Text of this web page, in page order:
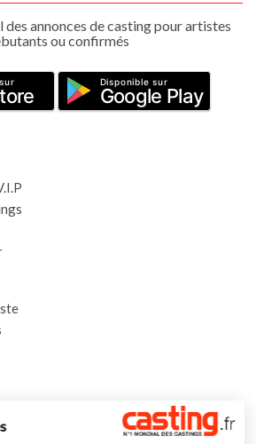
des annonces de casting pour artistes
ou confirmés
Disponible sur
Google Play